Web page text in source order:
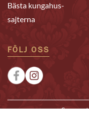
Bästa kungahus-
sajterna
FÖLJ OSS
Sponsrat